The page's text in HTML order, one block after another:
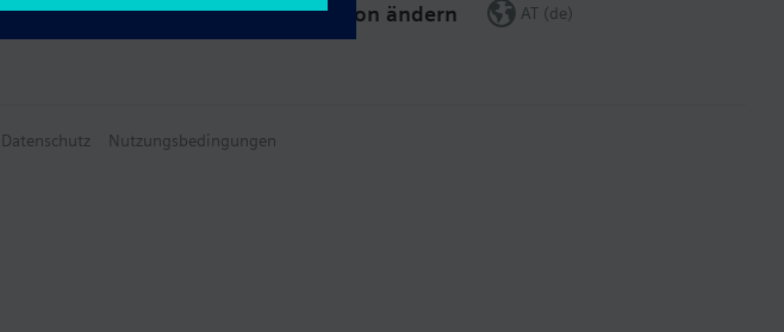
Region ändern AT (de)
Datenschutz Nutzungsbedingungen